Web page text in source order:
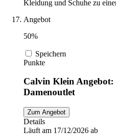
Kleidung und Schuhe zu
Angebot
50%
Speichern
Punkte
Calvin Klein Angebot:
Damenoutlet
Zum Angebot
Details
Läuft am 17/12/2026 ab